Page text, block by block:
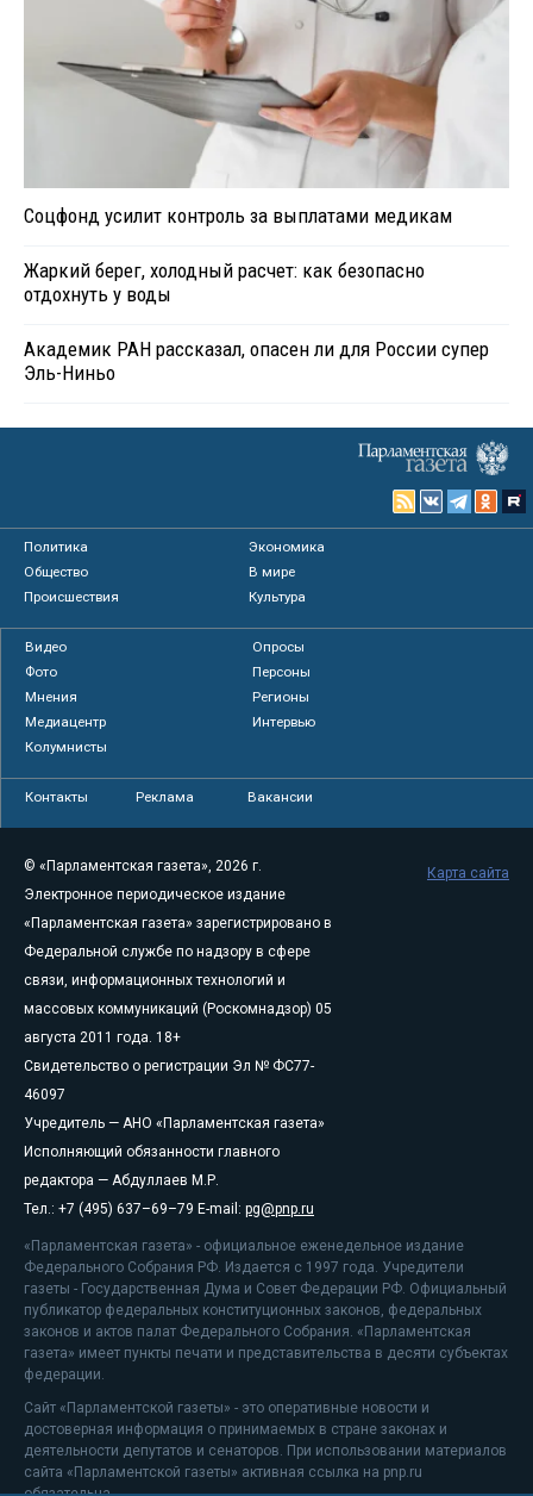
Соцфонд усилит контроль за выплатами медикам
Жаркий берег, холодный расчет: как безопасно
отдохнуть у воды
Академик РАН рассказал, опасен ли для России супер
Эль-Ниньо
Политика
Экономика
Общество
В мире
Происшествия
Культура
Видео
Опросы
Фото
Персоны
Мнения
Регионы
Медиацентр
Интервью
Колумнисты
Контакты Реклама Вакансии
© «Парламентская газета», 2026 г.
Электронное периодическое издание
«Парламентская газета» зарегистрировано в
Федеральной службе по надзору в сфере
связи, информационных технологий и
массовых коммуникаций (Роскомнадзор) 05
августа 2011 года. 18+
Свидетельство о регистрации Эл № ФС77-
46097
Учредитель — АНО «Парламентская газета»
Исполняющий обязанности главного
редактора — Абдуллаев М.Р.
Тел.: +7 (495) 637–69–79 E-mail: pg@pnp.ru
«Парламентская газета» - официальное еженедельное издание
Федерального Собрания РФ. Издается с 1997 года. Учредители
газеты - Государственная Дума и Совет Федерации РФ. Официальный
публикатор федеральных конституционных законов, федеральных
законов и актов палат Федерального Собрания. «Парламентская
газета» имеет пункты печати и представительства в десяти субъектах
федерации.
Сайт «Парламентской газеты» - это оперативные новости и
достоверная информация о принимаемых в стране законах и
деятельности депутатов и сенаторов. При использовании материалов
сайта «Парламентской газеты» активная ссылка на pnp.ru
Карта сайта